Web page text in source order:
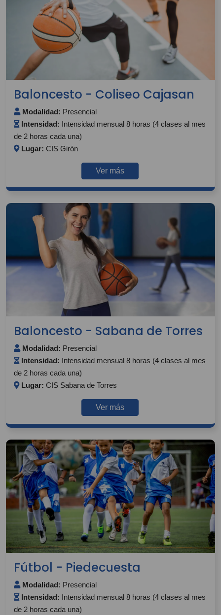
Baloncesto - Coliseo Cajasan
Modalidad: Presencial
Intensidad: Intensidad mensual 8 horas (4 clases al mes
de 2 horas cada una)
Lugar: CIS Girón
Ver más
Baloncesto - Sabana de Torres
Modalidad: Presencial
Intensidad: Intensidad mensual 8 horas (4 clases al mes
de 2 horas cada una)
Lugar: CIS Sabana de Torres
Ver más
Fútbol - Piedecuesta
Modalidad: Presencial
Intensidad: Intensidad mensual 8 horas (4 clases al mes
de 2 horas cada una)